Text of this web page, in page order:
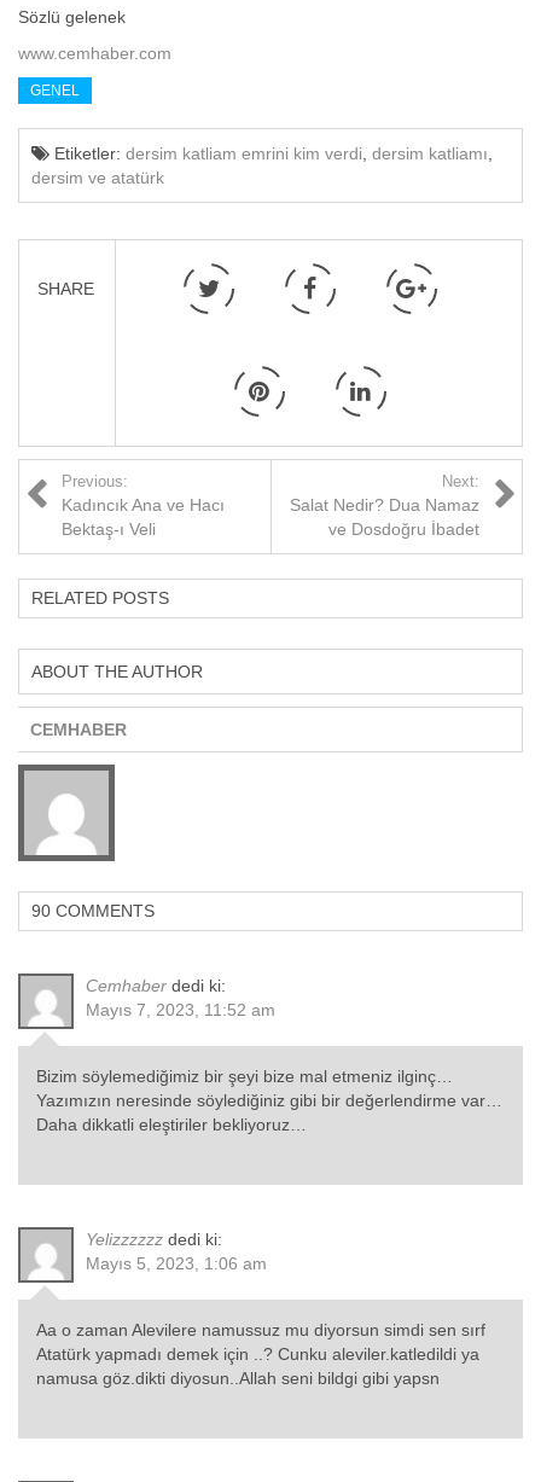
Sözlü gelenek
www.cemhaber.com
GENEL
Etiketler: dersim katliam emrini kim verdi dersim katliamı
dersim ve atatürk
SHARE
Previous:
Kadıncık Ana ve Hacı
Bektaş-ı Veli
Next:
Salat Nedir? Dua Namaz
ve Dosdoğru İbadet
RELATED POSTS
ABOUT THE AUTHOR
CEMHABER
90 COMMENTS
Cemhaber dedi ki:
Mayıs 7, 2023, 11:52 am
Bizim söylemediğimiz bir şeyi bize mal etmeniz ilginç…
Yazımızın neresinde söylediğiniz gibi bir değerlendirme var…
Daha dikkatli eleştiriler bekliyoruz…
Yelizzzzzz dedi ki:
Mayıs 5, 2023, 1:06 am
Aa o zaman Alevilere namussuz mu diyorsun simdi sen sırf
Atatürk yapmadı demek için ..? Cunku aleviler.katledildi ya
namusa göz.dikti diyosun..Allah seni bildgi gibi yapsn